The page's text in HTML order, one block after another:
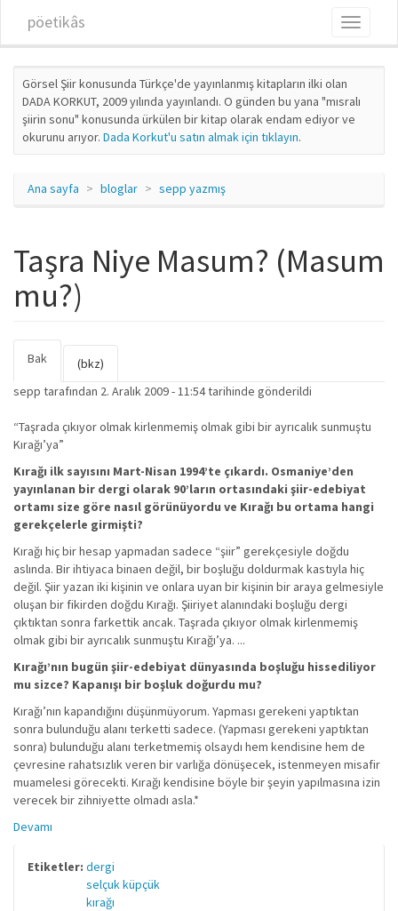
pöetikâs
Toggle
Görsel Şiir konusunda Türkçe'de yayınlanmış kitapların ilki olan
DADA KORKUT, 2009 yılında yayınlandı. O günden bu yana "mısralı
şiirin sonu" konusunda ürkülen bir kitap olarak endam ediyor ve
okurunu arıyor. Dada Korkut'u satın almak için tıklayın.
Ana sayfa bloglar sepp yazmış
Taşra Niye Masum? (Masum
mu?)
Birincil sekmeler
Bak
sekme)
(bkz)
sepp tarafından 2. Aralık 2009 - 11:54 tarihinde gönderildi
“Taşrada çıkıyor olmak kirlenmemiş olmak gibi bir ayrıcalık sunmuştu
Kırağı’ya”
Kırağı ilk sayısını Mart-Nisan 1994’te çıkardı. Osmaniye’den
yayınlanan bir dergi olarak 90’ların ortasındaki şiir-edebiyat
ortamı size göre nasıl görünüyordu ve Kırağı bu ortama hangi
gerekçelerle girmişti?
Kırağı hiç bir hesap yapmadan sadece “şiir” gerekçesiyle doğdu
aslında. Bir ihtiyaca binaen değil, bir boşluğu doldurmak kastıyla hiç
değil. Şiir yazan iki kişinin ve onlara uyan bir kişinin bir araya gelmesiyle
oluşan bir fikirden doğdu Kırağı. Şiiriyet alanındaki boşluğu dergi
çıktıktan sonra farkettik ancak. Taşrada çıkıyor olmak kirlenmemiş
olmak gibi bir ayrıcalık sunmuştu Kırağı’ya. ...
Kırağı’nın bugün şiir-edebiyat dünyasında boşluğu hissediliyor
mu sizce? Kapanışı bir boşluk doğurdu mu?
Kırağı’nın kapandığını düşünmüyorum. Yapması gerekeni yaptıktan
sonra bulunduğu alanı terketti sadece. (Yapması gerekeni yaptıktan
sonra) bulunduğu alanı terketmemiş olsaydı hem kendisine hem de
çevresine rahatsızlık veren bir varlığa dönüşecek, istenmeyen misafir
muamelesi görecekti. Kırağı kendisine böyle bir şeyin yapılmasına izin
verecek bir zihniyette olmadı asla.*
Devamı
Etiketler: dergi
selçuk küpçük
kırağı